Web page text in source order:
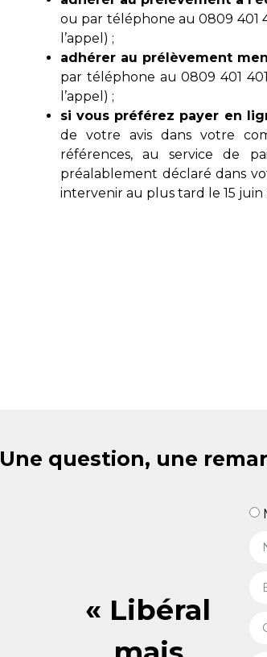
ou par téléphone au 0809 401
l’appel) ;
adhérer au prélèvement
par téléphone au 0809 401
l’appel) ;
si vous préférez payer en
de votre avis dans votre
références, au service de
préalablement déclaré dans
intervenir au plus tard le 15 juin
Une question, une
« Libéral